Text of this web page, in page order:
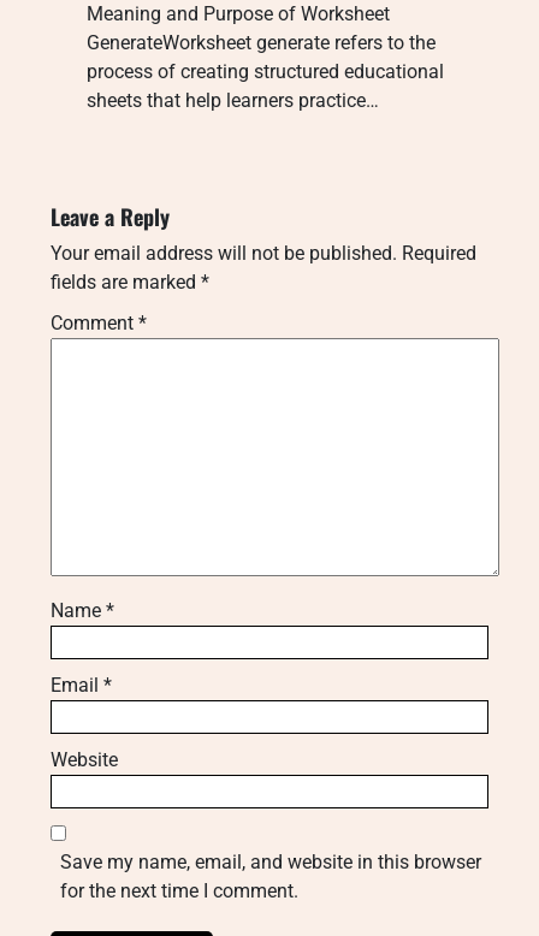
Meaning and Purpose of Worksheet
GenerateWorksheet generate refers to the
process of creating structured educational
sheets that help learners practice…
Leave a Reply
Your email address will not be published. Required
fields are marked *
Comment *
Name *
Email *
Website
Save my name, email, and website in this browser
for the next time I comment.